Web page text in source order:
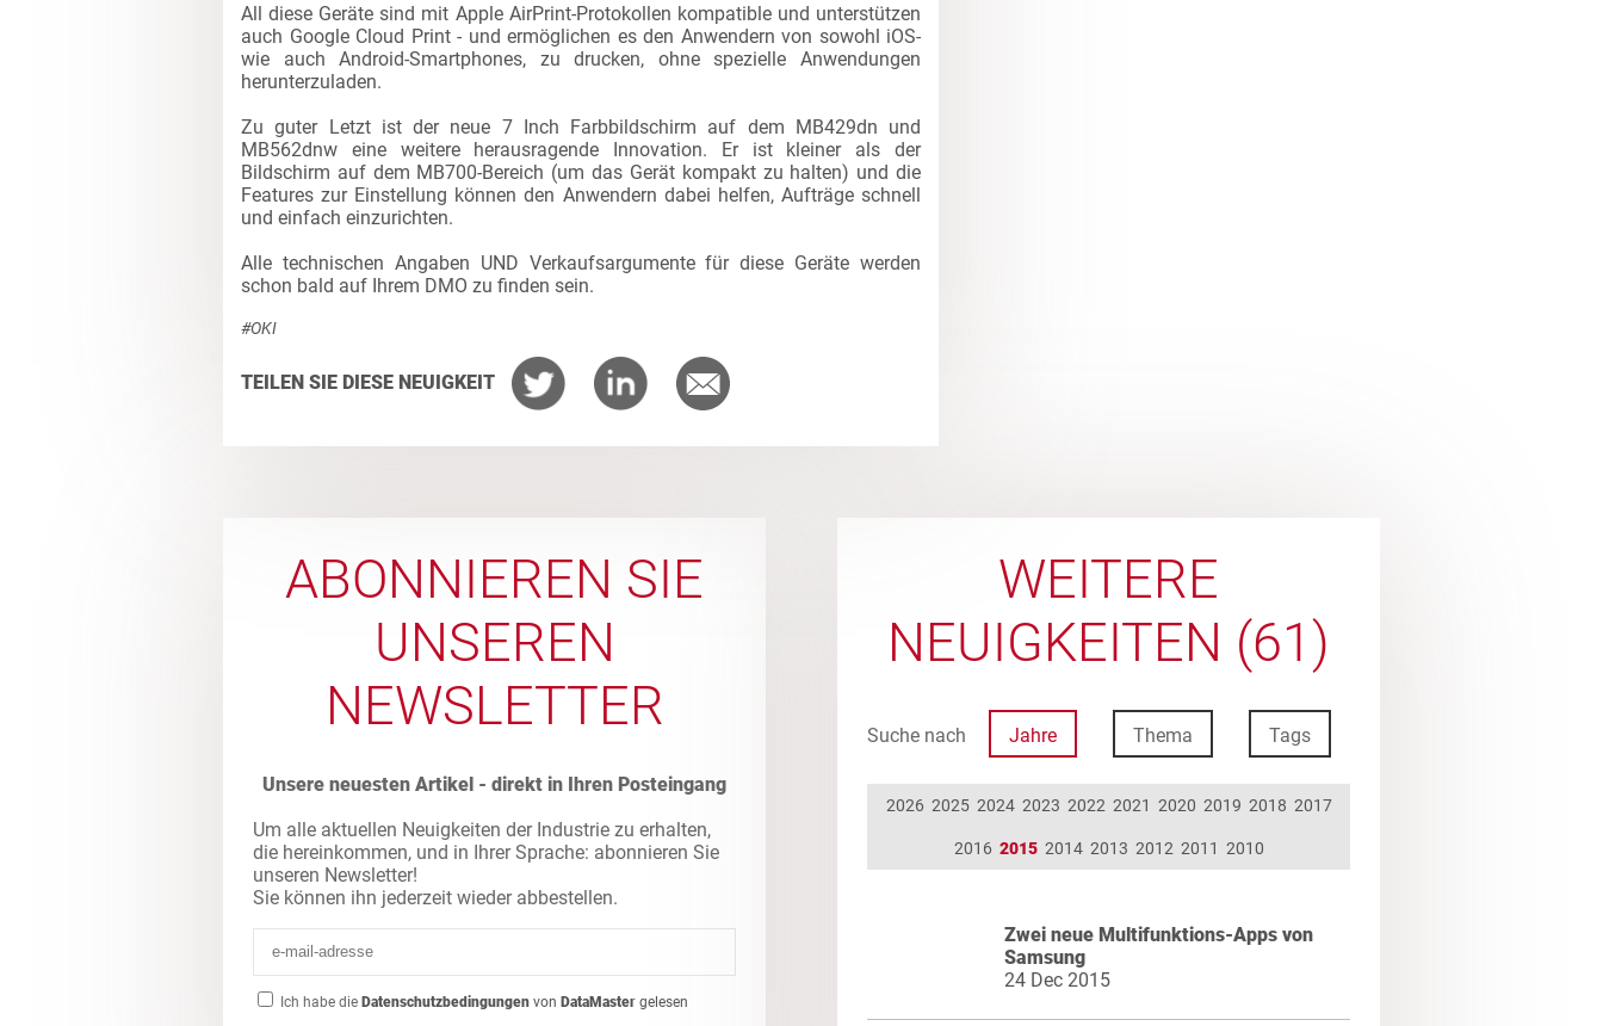
All diese Geräte sind mit Apple AirPrint-Protokollen kompatible und unterstützen
auch Google Cloud Print - und ermöglichen es den Anwendern von sowohl iOS-
wie auch Android-Smartphones, zu drucken, ohne spezielle Anwendungen
herunterzuladen.
Zu guter Letzt ist der neue 7 Inch Farbbildschirm auf dem MB429dn und
MB562dnw eine weitere herausragende Innovation. Er ist kleiner als der
Bildschirm auf dem MB700-Bereich (um das Gerät kompakt zu halten) und die
Features zur Einstellung können den Anwendern dabei helfen, Aufträge schnell
und einfach einzurichten.
Alle technischen Angaben UND Verkaufsargumente für diese Geräte werden
schon bald auf Ihrem DMO zu finden sein.
#OKI
TEILEN SIE DIESE NEUIGKEIT
ABONNIEREN SIE
UNSEREN
NEWSLETTER
Unsere neuesten Artikel - direkt in Ihren Posteingang
Um alle aktuellen Neuigkeiten der Industrie zu erhalten,
die hereinkommen, und in Ihrer Sprache: abonnieren Sie
unseren Newsletter!
Sie können ihn jederzeit wieder abbestellen.
Ich habe die Datenschutzbedingungen von DataMaster gelesen
WEITERE
NEUIGKEITEN (61)
Suche nach Jahre Thema Tags
2026 2025 2024 2023 2022 2021 2020 2019 2018 2017
2016 2015 2014 2013 2012 2011 2010
Zwei neue Multifunktions-Apps von
Samsung
24 Dec 2015